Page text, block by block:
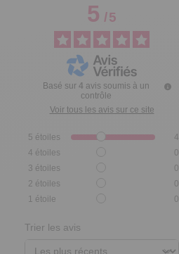
5/5
Basé sur 4 avis soumis à un
contrôle
Voir tous les avis sur ce site
5 étoiles
4
4 étoiles
0
3 étoiles
0
2 étoiles
0
1 étoile 0
Trier les avis